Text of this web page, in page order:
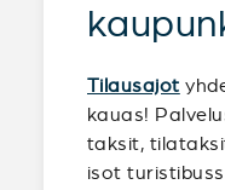
Tilausajot
kauas!
taksit,
isot